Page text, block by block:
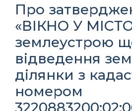
Про
«ВІКНО У
землеустрою
відведення
ділянки з
номером